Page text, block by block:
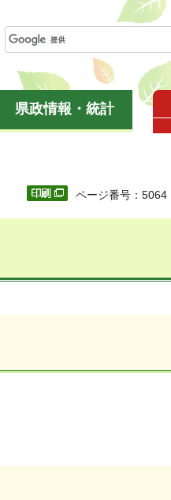
県政情報・統計
ページ番号：5064